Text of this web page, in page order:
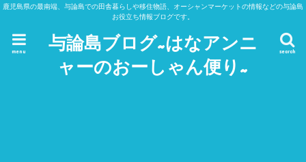
鹿児島県の最南端、与論島での田舎暮らしや移住物語、オーシャンマーケットの情報などの与論島
お役立ち情報ブログです。
与論島ブログ~はなアンニ
ャーのおーしゃん便り~
search
menu